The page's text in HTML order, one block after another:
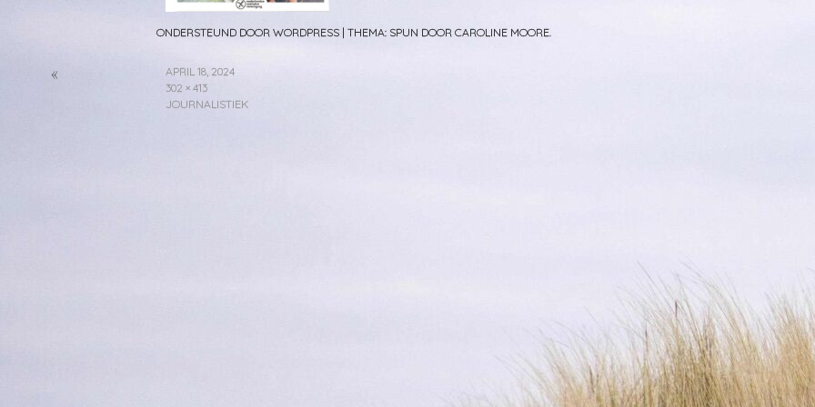
«
APRIL 18, 2024
302 × 413
JOURNALISTIEK
ONDERSTEUND DOOR WORDPRESS | THEMA: SPUN DOOR CAROLINE MOORE.